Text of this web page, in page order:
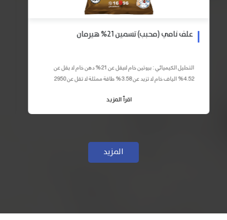
علف نامي (محبب) تسمين 21% هيرمان
التحليل الكيميائي : بروتين خام لايقل عن 21% دهن خام لا يقل عن
4.52% الياف خام لا تزيد عن 3.58% طاقة ممثلة لا تقل عن 2950
اقرأ المزيد
المزيد